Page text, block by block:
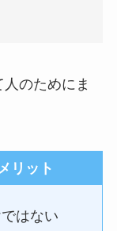
人のためにま
リット
はない